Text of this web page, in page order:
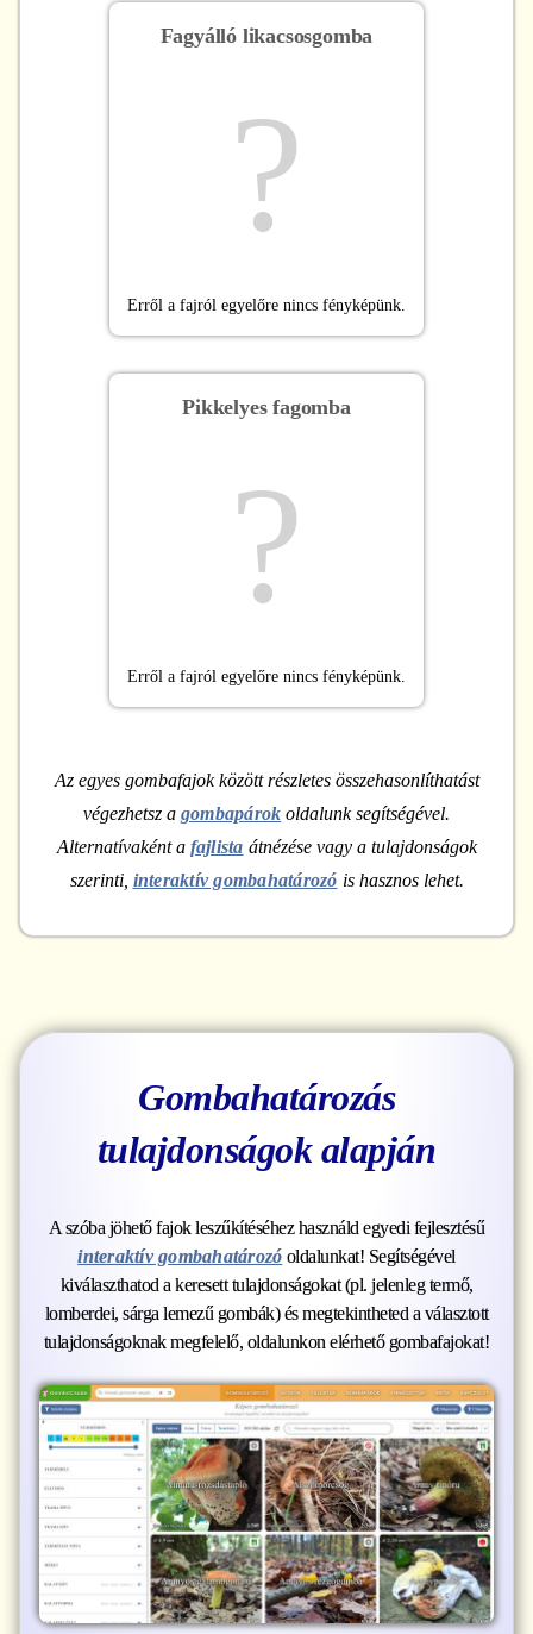
Fagyálló likacsosgomba
?
Erről a fajról egyelőre nincs fényképünk.
Pikkelyes fagomba
?
Erről a fajról egyelőre nincs fényképünk.
Az egyes gombafajok között részletes összehasonlíthatást
végezhetsz a gombapárok oldalunk segítségével.
Alternatívaként a fajlista átnézése vagy a tulajdonságok
szerinti, interaktív gombahatározó is hasznos lehet.
Gombahatározás
tulajdonságok alapján
A szóba jöhető fajok leszűkítéséhez használd egyedi fejlesztésű
interaktív gombahatározó oldalunkat! Segítségével
kiválaszthatod a keresett tulajdonságokat (pl. jelenleg termő,
lomberdei, sárga lemezű gombák) és megtekintheted a választott
tulajdonságoknak megfelelő, oldalunkon elérhető gombafajokat!